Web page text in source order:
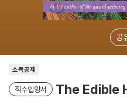
공
소득공제
직수입양서 The Edible